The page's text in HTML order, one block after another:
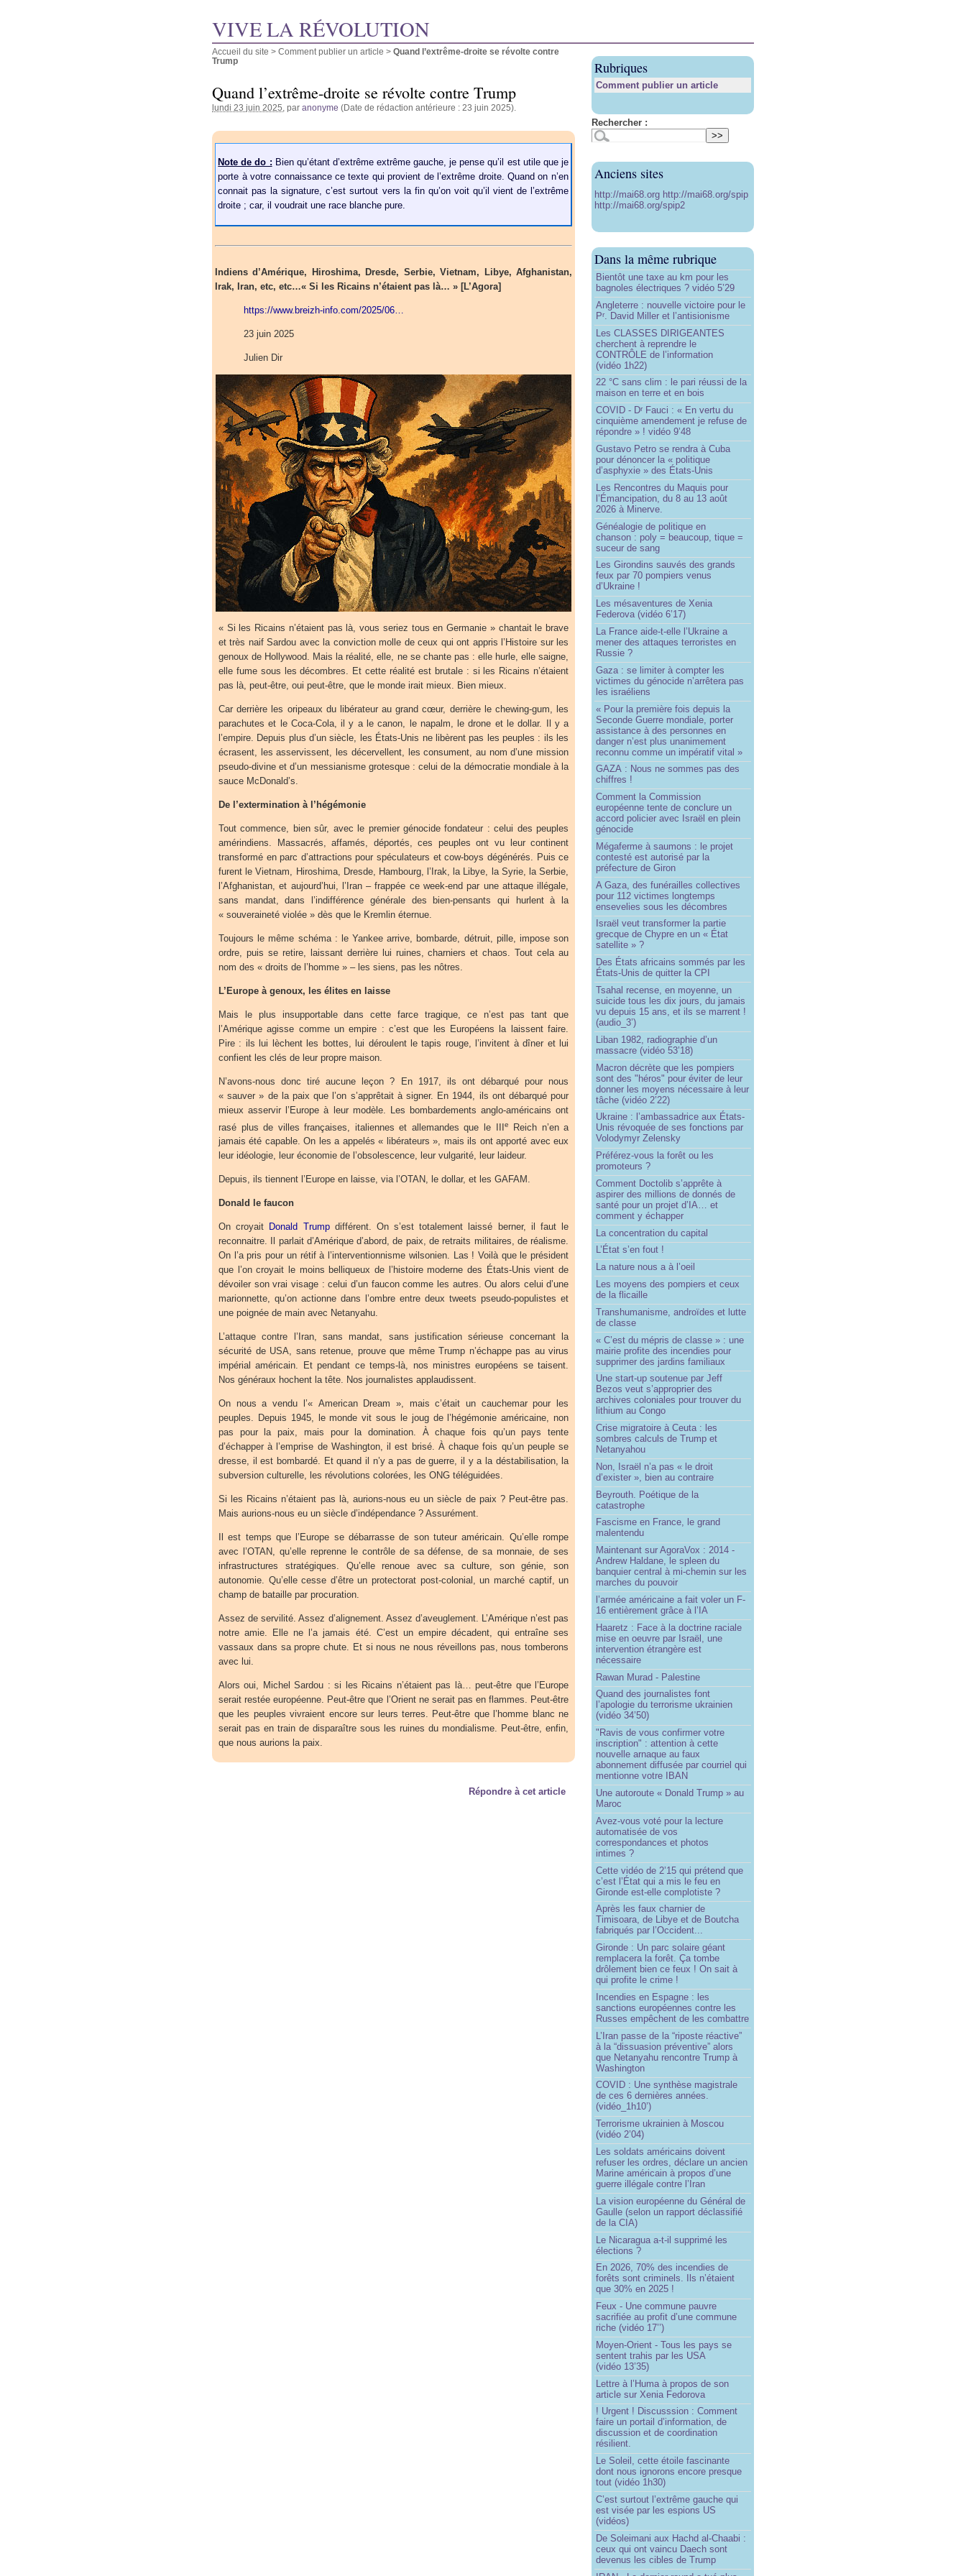
VIVE LA RÉVOLUTION
Accueil du site > Comment publier un article > Quand l’extrême-droite se révolte contre
Trump
Quand l’extrême-droite se révolte contre Trump
lundi 23 juin 2025 , par anonyme (Date de rédaction antérieure : 23 juin 2025).
Note de do : Bien qu’étant d’extrême extrême gauche, je pense qu’il est utile que je
porte à votre connaissance ce texte qui provient de l’extrême droite. Quand on n’en
connait pas la signature, c’est surtout vers la fin qu’on voit qu’il vient de l’extrême
droite ; car, il voudrait une race blanche pure.
Indiens d’Amérique, Hiroshima, Dresde, Serbie, Vietnam, Libye, Afghanistan,
Irak, Iran, etc, etc…« Si les Ricains n’étaient pas là… » [L’Agora]
https://www.breizh-info.com/2025/06…
23 juin 2025
Julien Dir
« Si les Ricains n’étaient pas là, vous seriez tous en Germanie » chantait le brave
et très naif Sardou avec la conviction molle de ceux qui ont appris l’Histoire sur les
genoux de Hollywood. Mais la réalité, elle, ne se chante pas : elle hurle, elle saigne,
elle fume sous les décombres. Et cette réalité est brutale : si les Ricains n’étaient
pas là, peut-être, oui peut-être, que le monde irait mieux. Bien mieux.
Car derrière les oripeaux du libérateur au grand cœur, derrière le chewing-gum, les
parachutes et le Coca-Cola, il y a le canon, le napalm, le drone et le dollar. Il y a
l’empire. Depuis plus d’un siècle, les États-Unis ne libèrent pas les peuples : ils les
écrasent, les asservissent, les décervellent, les consument, au nom d’une mission
pseudo-divine et d’un messianisme grotesque : celui de la démocratie mondiale à la
sauce McDonald’s.
De l’extermination à l’hégémonie
Tout commence, bien sûr, avec le premier génocide fondateur : celui des peuples
amérindiens. Massacrés, affamés, déportés, ces peuples ont vu leur continent
transformé en parc d’attractions pour spéculateurs et cow-boys dégénérés. Puis ce
furent le Vietnam, Hiroshima, Dresde, Hambourg, l’Irak, la Libye, la Syrie, la Serbie,
l’Afghanistan, et aujourd’hui, l’Iran – frappée ce week-end par une attaque illégale,
sans mandat, dans l’indifférence générale des bien-pensants qui hurlent à la
« souveraineté violée » dès que le Kremlin éternue.
Toujours le même schéma : le Yankee arrive, bombarde, détruit, pille, impose son
ordre, puis se retire, laissant derrière lui ruines, charniers et chaos. Tout cela au
nom des « droits de l’homme » – les siens, pas les nôtres.
L’Europe à genoux, les élites en laisse
Mais le plus insupportable dans cette farce tragique, ce n’est pas tant que
l’Amérique agisse comme un empire : c’est que les Européens la laissent faire.
Pire : ils lui lèchent les bottes, lui déroulent le tapis rouge, l’invitent à dîner et lui
confient les clés de leur propre maison.
N’avons-nous donc tiré aucune leçon ? En 1917, ils ont débarqué pour nous
« sauver » de la paix que l’on s’apprêtait à signer. En 1944, ils ont débarqué pour
mieux asservir l’Europe à leur modèle. Les bombardements anglo-américains ont
rasé plus de villes françaises, italiennes et allemandes que le IIIe
Reich n’en a
jamais été capable. On les a appelés « libérateurs », mais ils ont apporté avec eux
leur idéologie, leur économie de l’obsolescence, leur vulgarité, leur laideur.
Depuis, ils tiennent l’Europe en laisse, via l’OTAN, le dollar, et les GAFAM.
Donald le faucon
On croyait Donald Trumpdifférent. On s’est totalement laissé berner, il faut le
reconnaitre. Il parlait d’Amérique d’abord, de paix, de retraits militaires, de réalisme.
On l’a pris pour un rétif à l’interventionnisme wilsonien. Las ! Voilà que le président
que l’on croyait le moins belliqueux de l’histoire moderne des États-Unis vient de
dévoiler son vrai visage : celui d’un faucon comme les autres. Ou alors celui d’une
marionnette, qu’on actionne dans l’ombre entre deux tweets pseudo-populistes et
une poignée de main avec Netanyahu.
L’attaque contre l’Iran, sans mandat, sans justification sérieuse concernant la
sécurité de USA, sans retenue, prouve que même Trump n’échappe pas au virus
impérial américain. Et pendant ce temps-là, nos ministres européens se taisent.
Nos généraux hochent la tête. Nos journalistes applaudissent.
On nous a vendu l’« American Dream », mais c’était un cauchemar pour les
peuples. Depuis 1945, le monde vit sous le joug de l’hégémonie américaine, non
pas pour la paix, mais pour la domination. À chaque fois qu’un pays tente
d’échapper à l’emprise de Washington, il est brisé. À chaque fois qu’un peuple se
dresse, il est bombardé. Et quand il n’y a pas de guerre, il y a la déstabilisation, la
subversion culturelle, les révolutions colorées, les ONG téléguidées.
Si les Ricains n’étaient pas là, aurions-nous eu un siècle de paix ? Peut-être pas.
Mais aurions-nous eu un siècle d’indépendance ? Assurément.
Il est temps que l’Europe se débarrasse de son tuteur américain. Qu’elle rompe
avec l’OTAN, qu’elle reprenne le contrôle de sa défense, de sa monnaie, de ses
infrastructures stratégiques. Qu’elle renoue avec sa culture, son génie, son
autonomie. Qu’elle cesse d’être un protectorat post-colonial, un marché captif, un
champ de bataille par procuration.
Assez de servilité. Assez d’alignement. Assez d’aveuglement. L’Amérique n’est pas
notre amie. Elle ne l’a jamais été. C’est un empire décadent, qui entraîne ses
vassaux dans sa propre chute. Et si nous ne nous réveillons pas, nous tomberons
avec lui.
Alors oui, Michel Sardou : si les Ricains n’étaient pas là… peut-être que l’Europe
serait restée européenne. Peut-être que l’Orient ne serait pas en flammes. Peut-être
que les peuples vivraient encore sur leurs terres. Peut-être que l’homme blanc ne
serait pas en train de disparaître sous les ruines du mondialisme. Peut-être, enfin,
que nous aurions la paix.
Répondre à cet article
Rubriques
Comment publier un article
Rechercher :
Anciens sites
http://mai68.org http://mai68.org/spip
http://mai68.org/spip2
Dans la même rubrique
Bientôt une taxe au km pour les
bagnoles électriques ? vidéo 5’29
Angleterre : nouvelle victoire pour le
Pr
. David Miller et l’antisionisme
Les CLASSES DIRIGEANTES
cherchent à reprendre le
CONTRÔLE de l’information
(vidéo 1h22)
22 °C sans clim : le pari réussi de la
maison en terre et en bois
COVID - Dr Fauci : « En vertu du
cinquième amendement je refuse de
répondre » ! vidéo 9’48
Gustavo Petro se rendra à Cuba
pour dénoncer la « politique
d’asphyxie » des États-Unis
Les Rencontres du Maquis pour
l’Émancipation, du 8 au 13 août
2026 à Minerve.
Généalogie de politique en
chanson : poly = beaucoup, tique =
suceur de sang
Les Girondins sauvés des grands
feux par 70 pompiers venus
d’Ukraine !
Les mésaventures de Xenia
Federova (vidéo 6’17)
La France aide-t-elle l’Ukraine a
mener des attaques terroristes en
Russie ?
Gaza : se limiter à compter les
victimes du génocide n’arrêtera pas
les israéliens
« Pour la première fois depuis la
Seconde Guerre mondiale, porter
assistance à des personnes en
danger n’est plus unanimement
reconnu comme un impératif vital »
GAZA : Nous ne sommes pas des
chiffres !
Comment la Commission
européenne tente de conclure un
accord policier avec Israël en plein
génocide
Mégaferme à saumons : le projet
contesté est autorisé par la
préfecture de Giron
A Gaza, des funérailles collectives
pour 112 victimes longtemps
ensevelies sous les décombres
Israël veut transformer la partie
grecque de Chypre en un « État
satellite » ?
Des États africains sommés par les
États-Unis de quitter la CPI
Tsahal recense, en moyenne, un
suicide tous les dix jours, du jamais
vu depuis 15 ans, et ils se marrent !
(audio_3’)
Liban 1982, radiographie d’un
massacre (vidéo 53’18)
Macron décrète que les pompiers
sont des "héros" pour éviter de leur
donner les moyens nécessaire à leur
tâche (vidéo 2’22)
Ukraine : l’ambassadrice aux États-
Unis révoquée de ses fonctions par
Volodymyr Zelensky
Préférez-vous la forêt ou les
promoteurs ?
Comment Doctolib s’apprête à
aspirer des millions de donnés de
santé pour un projet d’IA… et
comment y échapper
La concentration du capital
L’État s’en fout !
La nature nous a à l’oeil
Les moyens des pompiers et ceux
de la flicaille
Transhumanisme, androïdes et lutte
de classe
« C’est du mépris de classe » : une
mairie profite des incendies pour
supprimer des jardins familiaux
Une start-up soutenue par Jeff
Bezos veut s’approprier des
archives coloniales pour trouver du
lithium au Congo
Crise migratoire à Ceuta : les
sombres calculs de Trump et
Netanyahou
Non, Israël n’a pas « le droit
d’exister », bien au contraire
Beyrouth. Poétique de la
catastrophe
Fascisme en France, le grand
malentendu
Maintenant sur AgoraVox : 2014 -
Andrew Haldane, le spleen du
banquier central à mi-chemin sur les
marches du pouvoir
l’armée américaine a fait voler un F-
16 entièrement grâce à l’IA
Haaretz : Face à la doctrine raciale
mise en oeuvre par Israël, une
intervention étrangère est
nécessaire
Rawan Murad - Palestine
Quand des journalistes font
l’apologie du terrorisme ukrainien
(vidéo 34’50)
"Ravis de vous confirmer votre
inscription" : attention à cette
nouvelle arnaque au faux
abonnement diffusée par courriel qui
mentionne votre IBAN
Une autoroute « Donald Trump » au
Maroc
Avez-vous voté pour la lecture
automatisée de vos
correspondances et photos
intimes ?
Cette vidéo de 2’15 qui prétend que
c’est l’État qui a mis le feu en
Gironde est-elle complotiste ?
Après les faux charnier de
Timisoara, de Libye et de Boutcha
fabriqués par l’Occident...
Gironde : Un parc solaire géant
remplacera la forêt. Ça tombe
drôlement bien ce feux ! On sait à
qui profite le crime !
Incendies en Espagne : les
sanctions européennes contre les
Russes empêchent de les combattre
L’Iran passe de la “riposte réactive”
à la “dissuasion préventive” alors
que Netanyahu rencontre Trump à
Washington
COVID : Une synthèse magistrale
de ces 6 dernières années.
(vidéo_1h10’)
Terrorisme ukrainien à Moscou
(vidéo 2’04)
Les soldats américains doivent
refuser les ordres, déclare un ancien
Marine américain à propos d’une
guerre illégale contre l’Iran
La vision européenne du Général de
Gaulle (selon un rapport déclassifié
de la CIA)
Le Nicaragua a-t-il supprimé les
élections ?
En 2026, 70% des incendies de
forêts sont criminels. Ils n’étaient
que 30% en 2025 !
Feux - Une commune pauvre
sacrifiée au profit d’une commune
riche (vidéo 17’’)
Moyen-Orient - Tous les pays se
sentent trahis par les USA
(vidéo 13’35)
Lettre à l’Huma à propos de son
article sur Xenia Fedorova
! Urgent ! Discusssion : Comment
faire un portail d’information, de
discussion et de coordination
résilient.
Le Soleil, cette étoile fascinante
dont nous ignorons encore presque
tout (vidéo 1h30)
C’est surtout l’extrême gauche qui
est visée par les espions US
(vidéos)
De Soleimani aux Hachd al‑Chaabi :
ceux qui ont vaincu Daech sont
devenus les cibles de Trump